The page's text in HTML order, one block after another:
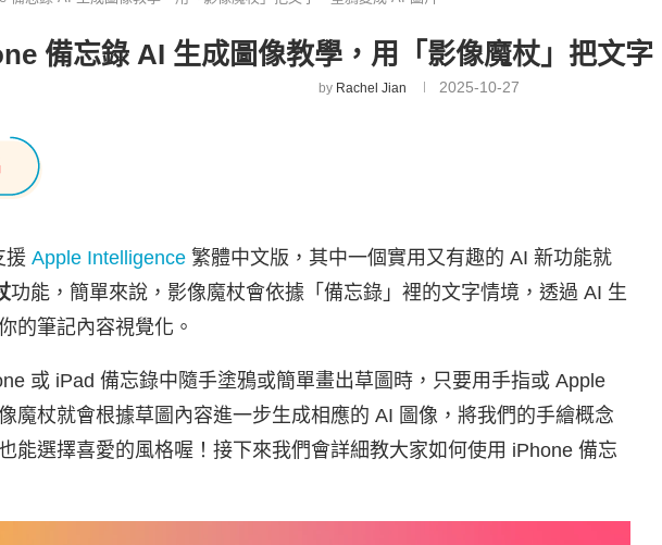
備忘錄 AI 生成圖像教學，用「影像魔杖」把文
by Rachel Jian 2025-10-27
援 Apple Intelligence 繁體中文版，其中一個實用又有趣的 AI 新功能就
功能，簡單來說，影像魔杖會依據「備忘錄」裡的文字情境，透過 AI 生
的筆記內容視覺化。
或 iPad 備忘錄中隨手塗鴉或簡單畫出草圖時，只要用手指或 Apple
魔杖就會根據草圖內容進一步生成相應的 AI 圖像，將我們的手繪概念
能選擇喜愛的風格喔！接下來我們會詳細教大家如何使用 iPhone 備忘